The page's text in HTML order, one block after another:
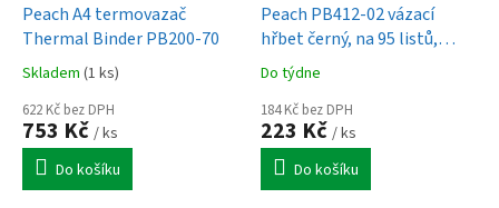
Peach A4 termovazač
Thermal Binder PB200-70
Skladem (1 ks)
622 Kč bez DPH
753 Kč / ks
Do košíku
Peach PB412-02 vázací
hřbet černý, na 95 listů,
průměr 12mm
Do týdne
184 Kč bez DPH
223 Kč / ks
Do košíku